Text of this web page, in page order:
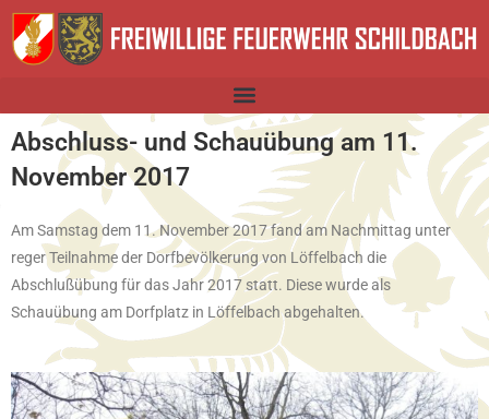
Abschluss- und Schauübung am 11.
November 2017
Am Samstag dem 11. November 2017 fand am Nachmittag unter
reger Teilnahme der Dorfbevölkerung von Löffelbach die
Abschlußübung für das Jahr 2017 statt. Diese wurde als
Schauübung am Dorfplatz in Löffelbach abgehalten.